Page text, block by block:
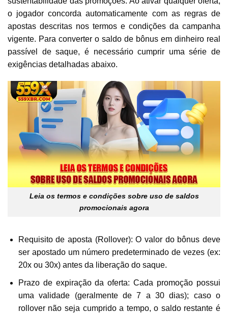
o jogador concorda automaticamente com as regras de
apostas descritas nos termos e condições da campanha
vigente. Para converter o saldo de bônus em dinheiro real
passível de saque, é necessário cumprir uma série de
exigências detalhadas abaixo.
Leia os termos e condições sobre uso de saldos
promocionais agora
Requisito de aposta (Rollover): O valor do bônus deve
ser apostado um número predeterminado de vezes (ex:
20x ou 30x) antes da liberação do saque.
Prazo de expiração da oferta: Cada promoção possui
uma validade (geralmente de 7 a 30 dias); caso o
rollover não seja cumprido a tempo, o saldo restante é